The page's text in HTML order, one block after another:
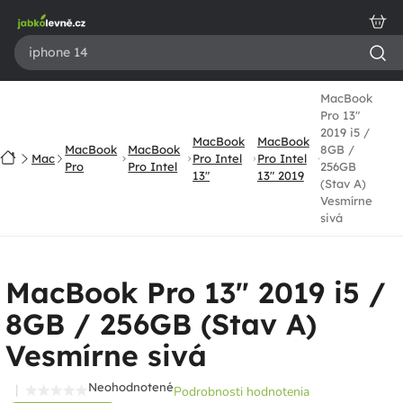
obsah
Domov
Mac
MacBook
Pro
MacBook
Pro Intel
MacBook
Pro Intel
13"
MacBook
Pro Intel
13" 2019
MacBook
Pro 13"
2019 i5 /
8GB /
256GB
(Stav A)
Vesmírne
sivá
MacBook Pro 13" 2019 i5 /
8GB / 256GB (Stav A)
Vesmírne sivá
NeohodnotenéPodrobnosti hodnotenia